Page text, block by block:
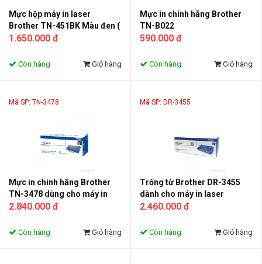
Mực hộp máy in laser
Brother TN-451BK Màu đen (
Toner TN-451BK )
1.650.000 đ
Còn hàng Giỏ hàng
Mực in chính hãng Brother
TN-B022
590.000 đ
Còn hàng Giỏ hàng
Mã SP: TN-3478
Mực in chính hãng Brother
TN-3478 dùng cho máy in
laser Brother
2.840.000 đ
Còn hàng Giỏ hàng
Mã SP: DR-3455
Trống từ Brother DR-3455
dành cho máy in laser
Brother
2.460.000 đ
Còn hàng Giỏ hàng